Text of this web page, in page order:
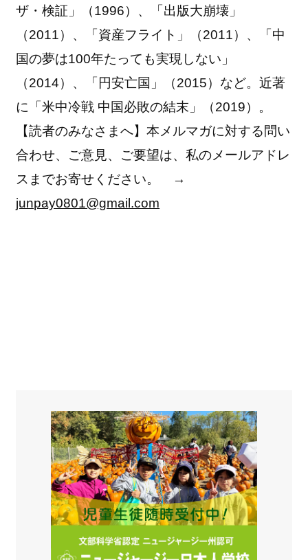
ザ・検証」（1996）、「出版大崩壊」
（2011）、「資産フライト」（2011）、「中
国の夢は100年たっても実現しない」
（2014）、「円安亡国」（2015）など。近著
に「米中冷戦 中国必敗の結末」（2019）。
【読者のみなさまへ】本メルマガに対する問い
合わせ、ご意見、ご要望は、私のメールアドレ
スまでお寄せください。 →
junpay0801@gmail.com